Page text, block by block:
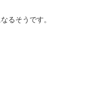
るそうです。